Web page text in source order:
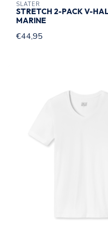
SLATER
STRETCH 2-PACK V-
MARINE
€44,95